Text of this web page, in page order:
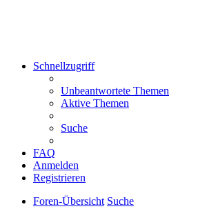
Schnellzugriff
Unbeantwortete Themen
Aktive Themen
Suche
FAQ
Anmelden
Registrieren
Foren-Übersicht Suche